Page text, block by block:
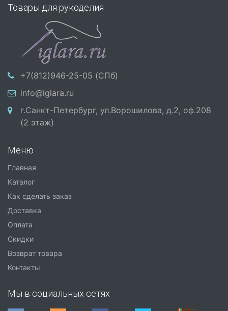
Товары для рукоделия
+7(812)946-25-05 (СПб)
info@iglara.ru
г.Санкт-Петербург, ул.Ворошилова, д.2, оф.208
(2 этаж)
Меню
Главная
Каталог
Как сделать заказ
Доставка
Оплата
Скидки
Возврат товара
Контакты
Мы в социальных сетях